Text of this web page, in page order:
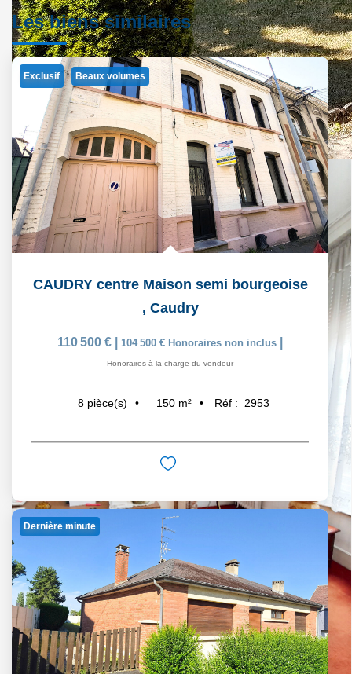
Les biens similaires
Exclusif Beaux volumes
CAUDRY centre Maison semi bourgeoise
, Caudry
110 500 € 104 500 € Honoraires non inclus
Honoraires à la charge du vendeur
8 pièce(s) 150 m² Réf : 2953
Dernière minute